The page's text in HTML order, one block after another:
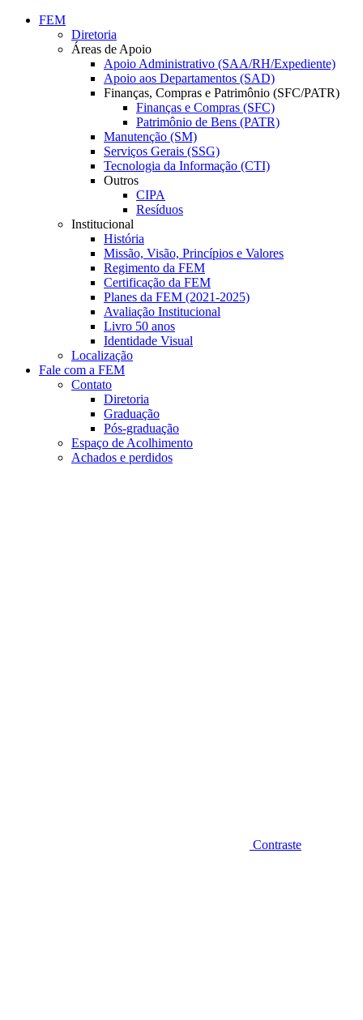
Conteúdo principal
FEM
Diretoria
Áreas de Apoio
Apoio Administrativo (SAA/RH/Expediente)
Apoio aos Departamentos (SAD)
Finanças, Compras e Patrimônio (SFC/PATR)
Finanças e Compras (SFC)
Patrimônio de Bens (PATR)
Manutenção (SM)
Serviços Gerais (SSG)
Tecnologia da Informação (CTI)
Outros
CIPA
Resíduos
Institucional
História
Missão, Visão, Princípios e Valores
Regimento da FEM
Certificação da FEM
Planes da FEM (2021-2025)
Avaliação Institucional
Livro 50 anos
Identidade Visual
Localização
Fale com a FEM
Contato
Diretoria
Graduação
Pós-graduação
Espaço de Acolhimento
Achados e perdidos
Contraste